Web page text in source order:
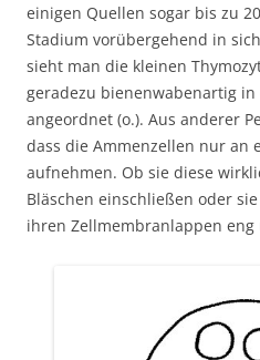
einigen Quellen sogar bis zu
Stadium vorübergehend in
sieht man die kleinen
geradezu bienenwabenartig
angeordnet (o.). Aus anderer
dass die Ammenzellen nur an
aufnehmen. Ob sie diese
Bläschen einschließen oder
ihren Zellmembranlappen